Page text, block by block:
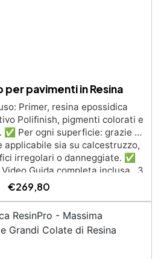
pavimenti in Resina
Primer, resina epossidica
Polifinish, pigmenti colorati e
✅ Per ogni superficie: grazie al
applicabile sia su calcestruzzo,
irregolari o danneggiate. ✅
Guida completa inclusa, 3
preparazione della superficie
antigraffio. ✅ Risultati
autolivellante, resistente ai
finitura lucida o satinata. ✅
in kit per metrature da
una vasta gamma di pigmenti
€269,80